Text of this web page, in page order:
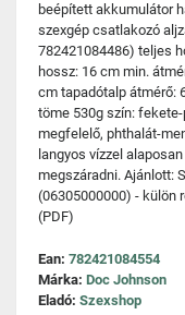
beépített akkumulátor
szexgép csatlakozó
782421084486) teljes
hossz: 16 cm min.
cm tapadótalp átmérő:
töme 530g szín:
megfelelő, phthalát-
langyos vízzel
megszáradni. Ajánlott:
(06305000000) - külön
(PDF)
Ean: 782421084554
Márka: Doc Johnson
Eladó: Szexshop